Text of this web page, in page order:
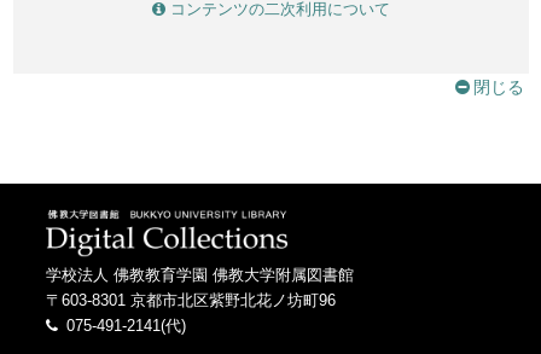
コンテンツの二次利用について
閉じる
学校法人 佛教教育学園 佛教大学附属図書館
〒603-8301 京都市北区紫野北花ノ坊町96
075-491-2141(代)